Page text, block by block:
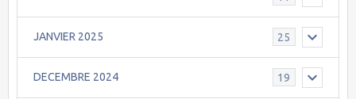
JANVIER 2025 25
DECEMBRE 2024 19